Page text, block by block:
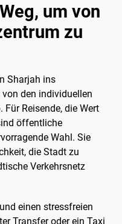
um von
zu
Sharjah ins
den individuellen
Reisende, die Wert
öffentliche
Wahl. Sie
die Stadt zu
Verkehrsnetz
einen stressfreien
Transfer oder ein Taxi